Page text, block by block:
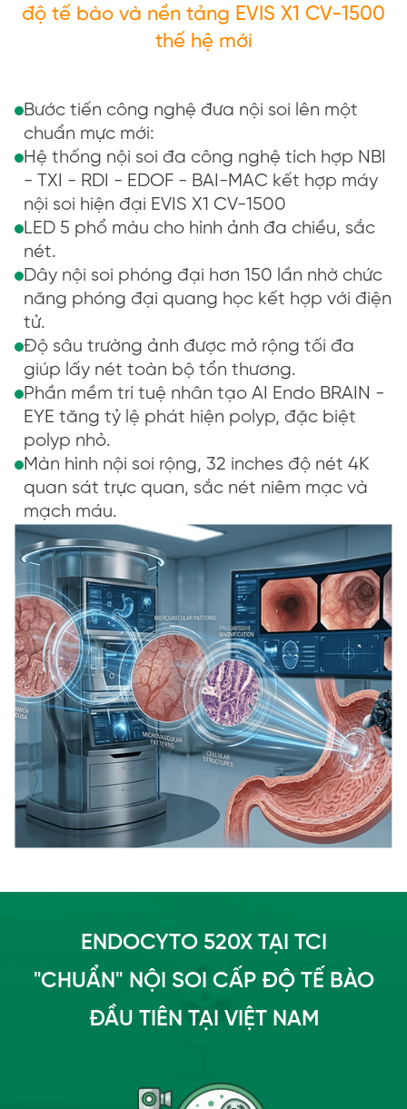
độ tế bào và nền tảng EVIS X1 CV-1500
thế hệ mới
Bước tiến công nghệ đưa nội soi lên một
chuẩn mực mới:
Hệ thống nội soi đa công nghệ tích hợp NBI
- TXI - RDI - EDOF - BAI-MAC kết hợp máy
nội soi hiện đại EVIS X1 CV-1500
LED 5 phổ màu cho hình ảnh đa chiều, sắc
nét.
Dây nội soi phóng đại hơn 150 lần nhờ chức
năng phóng đại quang học kết hợp với điện
tử.
Độ sâu trường ảnh được mở rộng tối đa
giúp lấy nét toàn bộ tổn thương.
Phần mềm trí tuệ nhân tạo AI Endo BRAIN -
EYE tăng tỷ lệ phát hiện polyp, đặc biệt
polyp nhỏ.
Màn hình nội soi rộng, 32 inches độ nét 4K
quan sát trực quan, sắc nét niêm mạc và
mạch máu.
ENDOCYTO 520X TẠI TCI
"CHUẨN" NỘI SOI CẤP ĐỘ TẾ BÀO
ĐẦU TIÊN TẠI VIỆT NAM